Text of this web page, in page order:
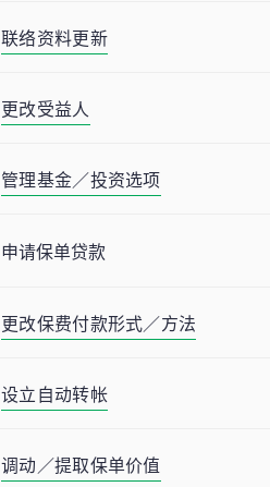
联络资料更新
更改受益人
管理基金／投资选项
申请保单贷款
更改保费付款形式／方法
设立自动转帐
调动／提取保单价值